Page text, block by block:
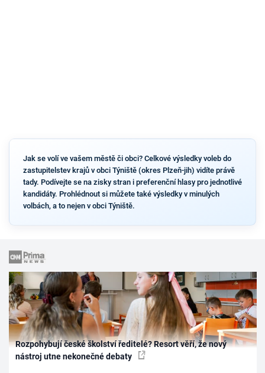
Jak se volí ve vašem městě či obci? Celkové výsledky voleb do
zastupitelstev krajů v obci Týniště (okres Plzeň-jih) vidíte právě
tady. Podívejte se na zisky stran i preferenční hlasy pro jednotlivé
kandidáty. Prohlédnout si můžete také výsledky v minulých
volbách, a to nejen v obci Týniště.
Rozpohybují české školství ředitelé? Resort věří, že nový
nástroj utne nekonečné debaty